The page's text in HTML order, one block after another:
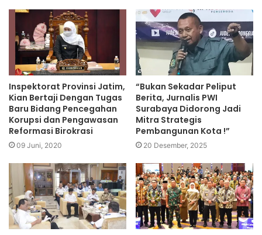
Inspektorat Provinsi Jatim,
Kian Bertaji Dengan Tugas
Baru Bidang Pencegahan
Korupsi dan Pengawasan
Reformasi Birokrasi
09 Juni, 2020
“Bukan Sekadar Peliput
Berita, Jurnalis PWI
Surabaya Didorong Jadi
Mitra Strategis
Pembangunan Kota !”
20 Desember, 2025